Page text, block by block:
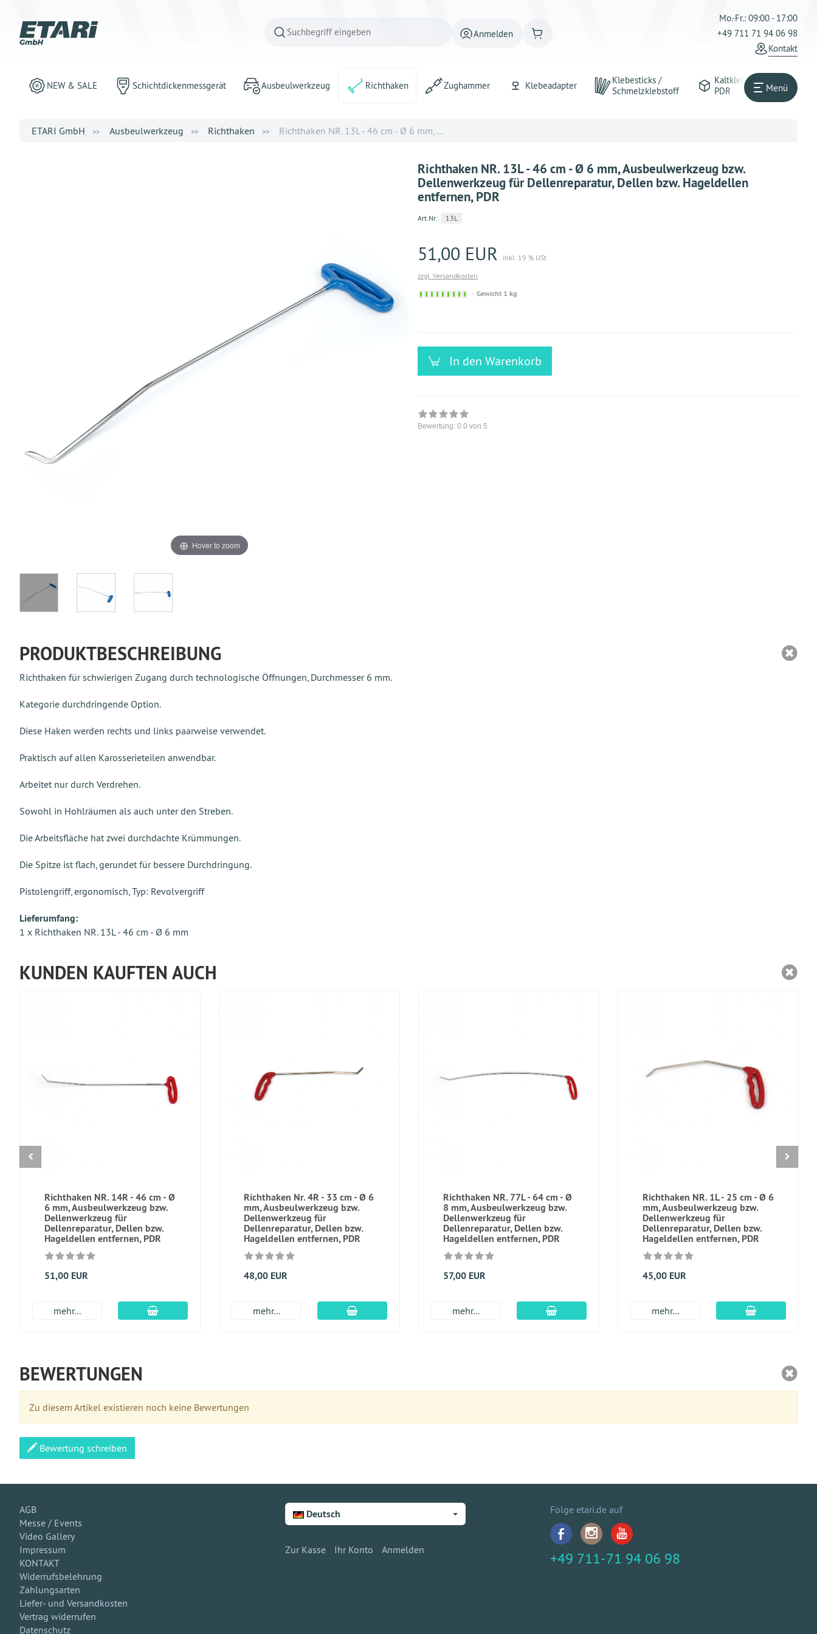
Anmelden
Mo.-Fr.: 09:00 - 17:00
+49 711 71 94 06 98
Kontakt
NEW & SALE Schichtdickenmessgerät Ausbeulwerkzeug Richthaken Zughammer Klebeadapter
Klebesticks /
Schmelzklebstoff
Kaltkleber
PDR
Menü
ETARI GmbH Ausbeulwerkzeug Richthaken Richthaken NR. 13L - 46 cm - Ø 6 mm, ...
Hover to zoom
Richthaken NR. 13L - 46 cm - Ø 6 mm, Ausbeulwerkzeug bzw.
Dellenwerkzeug für Dellenreparatur, Dellen bzw. Hageldellen
entfernen, PDR
Art.Nr.: 13L
51,00 EUR
inkl. 19 % USt
zzgl. Versandkosten
Sofort
Gewicht 1 kg
In den Warenkorb
Bewertung: 0.0 von 5
PRODUKTBESCHREIBUNG
Richthaken für schwierigen Zugang durch technologische Öffnungen, Durchmesser 6 mm.
Kategorie durchdringende Option.
Diese Haken werden rechts und links paarweise verwendet.
Praktisch auf allen Karosserieteilen anwendbar.
Arbeitet nur durch Verdrehen.
Sowohl in Hohlräumen als auch unter den Streben.
Die Arbeitsfläche hat zwei durchdachte Krümmungen.
Die Spitze ist flach, gerundet für bessere Durchdringung.
Pistolengriff, ergonomisch, Typ: Revolvergriff
Lieferumfang:
1 x Richthaken NR. 13L - 46 cm - Ø 6 mm
KUNDEN KAUFTEN AUCH
Richthaken NR. 14R - 46 cm - Ø
6 mm, Ausbeulwerkzeug bzw.
Dellenwerkzeug für
Dellenreparatur, Dellen bzw.
Hageldellen entfernen, PDR
51,00 EUR
mehr... In den Warenkorb
Richthaken Nr. 4R - 33 cm - Ø 6
mm, Ausbeulwerkzeug bzw.
Dellenwerkzeug für
Dellenreparatur, Dellen bzw.
Hageldellen entfernen, PDR
48,00 EUR
mehr... In den Warenkorb
Richthaken NR. 77L - 64 cm - Ø
8 mm, Ausbeulwerkzeug bzw.
Dellenwerkzeug für
Dellenreparatur, Dellen bzw.
Hageldellen entfernen, PDR
57,00 EUR
mehr... In den Warenkorb
Richthaken NR. 1L - 25 cm - Ø 6
mm, Ausbeulwerkzeug bzw.
Dellenwerkzeug für
Dellenreparatur, Dellen bzw.
Hageldellen entfernen, PDR
45,00 EUR
mehr... In den
BEWERTUNGEN
Zu diesem Artikel existieren noch keine Bewertungen
Bewertung schreiben
AGB
Messe / Events
Video Gallery
Impressum
KONTAKT
Widerrufsbelehrung
Zahlungsarten
Liefer- und Versandkosten
Vertrag widerrufen
Datenschutz
Deutsch
Zur Kasse Ihr Konto Anmelden
Folge etari.de auf
+49 711-71 94 06 98